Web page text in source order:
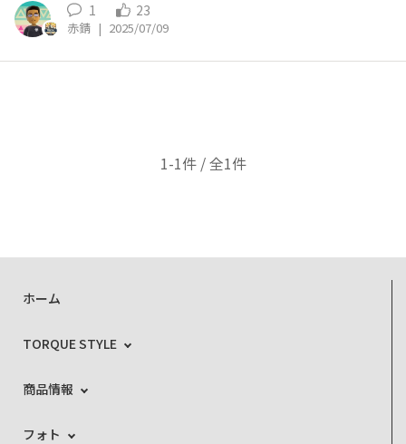
1 23
赤錆 | 2025/07/09
1-1件 / 全1件
ホーム
TORQUE STYLE
商品情報
フォト